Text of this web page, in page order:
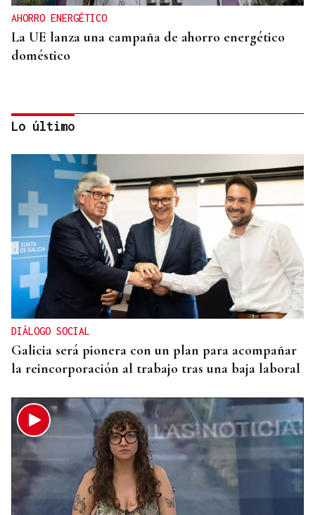
AHORRO ENERGÉTICO
La UE lanza una campaña de ahorro energético
doméstico
ORÁCULO DAS BURGAS
Horóscopo del día: viernes, 7 de agosto
Lo último
DIÁLOGO SOCIAL
Galicia será pionera con un plan para acompañar
la reincorporación al trabajo tras una baja laboral